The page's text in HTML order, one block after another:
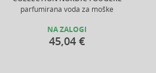
parfumirana voda za moške
NA ZALOGI
45,04 €